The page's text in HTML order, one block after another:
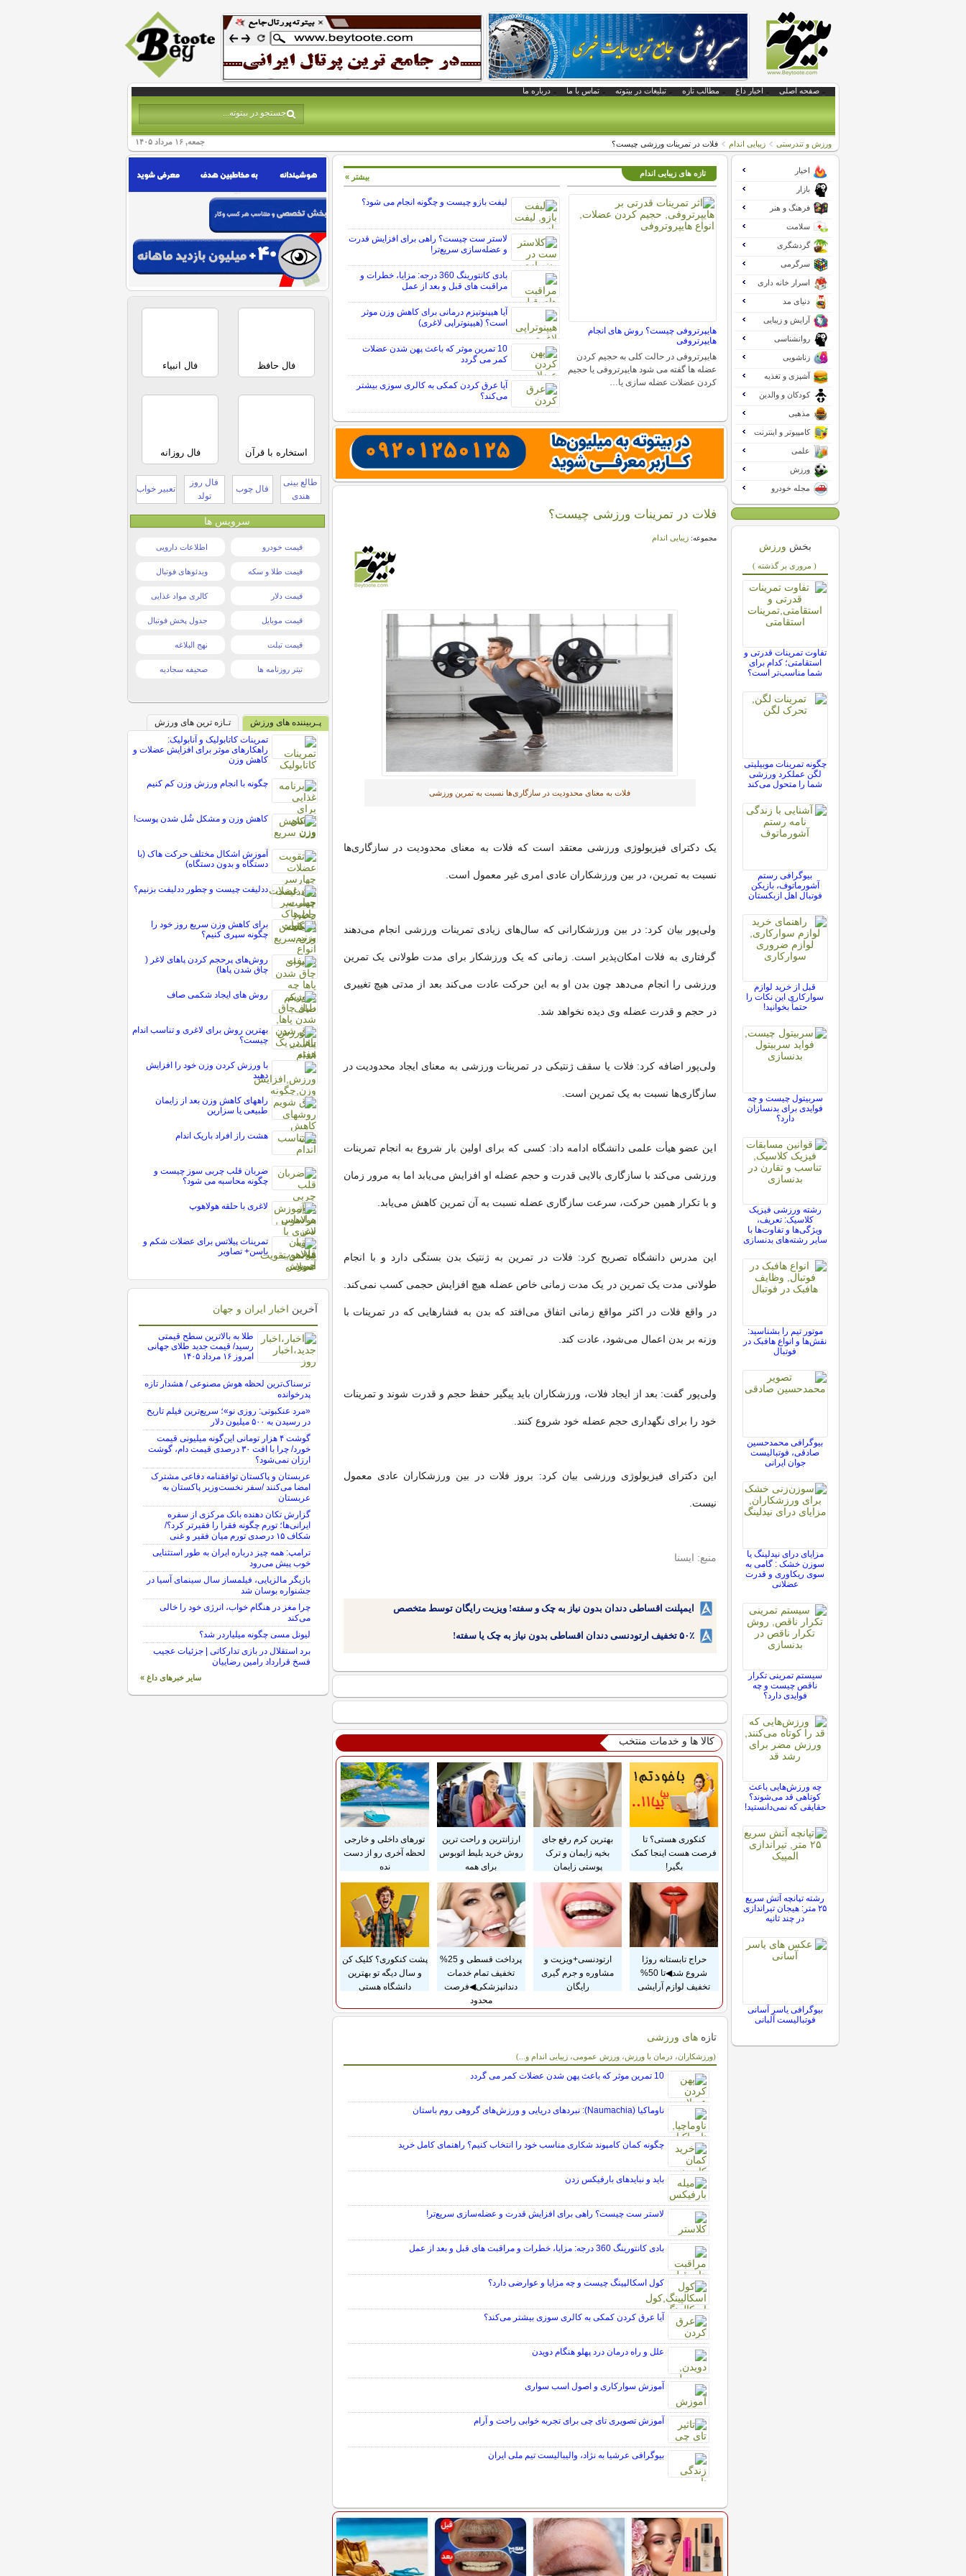
صفحه اصلی اخبار داغ مطالب تازه تبلیغات در بیتوته تماس با ما درباره ما
جمعه, ۱۶ مرداد ۱۴۰۵ ورزش و تندرستی زیبایی اندام فلات در تمرینات ورزشی چیست؟
تازه های زیبایی اندام
هایپرتروفی چیست؟ روش های انجام
هایپرتروفی
هایپرتروفی در حالت کلی به حجیم کردن
عضله ها گفته می شود هایپرتروفی یا حجیم
کردن عضلات عضله سازی یا…
لیفت بازو چیست و چگونه انجام می شود؟
لاستر ست چیست؟ راهی برای افزایش قدرت
و عضله‌سازی سریع‌تر!
بادی کانتورینگ 360 درجه: مزایا، خطرات و
مراقبت های قبل و بعد از عمل
آیا هیپنوتیزم درمانی برای کاهش وزن موثر
است؟ (هیپنوتراپی لاغری)
10 تمرین موثر که باعث پهن شدن عضلات
کمر می گردد
آیا عرق کردن کمکی به کالری سوزی بیشتر
می‌کند؟
بیشتر »
فلات در تمرینات ورزشی چیست؟
مجموعه:زیبایی اندام
فلات به معنای محدودیت در سازگاری‌ها نسبت به تمرین ورزشی
‌یک دکترای فیزیولوژی ورزشی معتقد است که فلات به معنای محدودیت در سازگاری‌ها
نسبت به تمرین، در بین ورزشکاران عادی امری غیر معمول است.
ولی‌پور بیان کرد: در بین ورزشکارانی که سال‌های زیادی تمرینات ورزشی انجام می‌دهند
گرفتاری به فلات امکان‌پذیر است. زمانی که یک ورزشکار برای مدت طولانی یک تمرین
ورزشی را انجام می‌دهد چون بدن او به این حرکت عادت می‌کند بعد از مدتی هیچ تغییری
در حجم و قدرت عضله وی دیده نخواهد شد.
ولی‌پور اضافه کرد: فلات یا سقف ژنتیکی در تمرینات ورزشی به معنای ایجاد محدودیت در
سازگاری‌ها نسبت به یک تمرین است.
این عضو هیأت علمی دانشگاه ادامه داد: کسی که برای اولین بار شروع به انجام تمرینات
ورزشی می‌کند با سازگاری بالایی قدرت و حجم عضله او افزایش می‌یابد اما به مرور زمان
و با تکرار همین حرکت، سرعت سازگاری عضله نسبت به آن تمرین کاهش می‌یابد.
این مدرس دانشگاه تصریح کرد: فلات در تمرین به ژنتیک بدن بستگی دارد و با انجام
طولانی مدت یک تمرین در یک مدت زمانی خاص عضله هیچ افزایش حجمی کسب نمی‌کند.
در واقع فلات در اکثر مواقع زمانی اتفاق می‌افتد که بدن به فشارهایی که در تمرینات با
وزنه بر بدن اعمال می‌شود، عادت کند.
ولی‌پور گفت: بعد از ایجاد فلات، ورزشکاران باید پیگیر حفظ حجم و قدرت شوند و تمرینات
خود را برای نگهداری حجم عضله خود شروع کنند.
این دکترای فیزیولوژی ورزشی بیان کرد: بروز فلات در بین ورزشکاران عادی معمول
نیست.
منبع: ایسنا
ایمپلنت اقساطی دندان بدون نیاز به چک و سفته! ویزیت رایگان توسط متخصص
۵۰٪ تخفیف ارتودنسی دندان اقساطی بدون نیاز به چک یا سفته!
کالا ها و خدمات منتخب
کنکوری هستی؟ تا
فرصت هست اینجا کمک
بگیر!
بهترین کرم رفع جای
بخیه زایمان و ترک
پوستی زایمان
ارزانترین و راحت ترین
روش خرید بلیط اتوبوس
برای همه
تورهای داخلی و خارجی
لحظه آخری رو از دست
نده
حراج تابستانه روژا
شروع شد◀تا 50%
تخفیف لوازم آرایشی
ارتودنسی+ویزیت و
مشاوره و جرم گیری
رایگان
پرداخت قسطی و 25%
تخفیف تمام خدمات
دندانپزشکی◀فرصت
محدود
پشت کنکوری؟ کلیک کن
و سال دیگه تو بهترین
دانشگاه هستی
تازه های ورزشی
(ورزشکاران، درمان با ورزش، ورزش عمومی، زیبایی اندام و...)
سایر مطالب ورزشی
10 تمرین موثر که باعث پهن شدن عضلات کمر می گردد
ناوماکیا (Naumachia): نبردهای دریایی و ورزش‌های گروهی روم باستان
چگونه کمان کامپوند شکاری مناسب خود را انتخاب کنیم؟ راهنمای کامل خرید
باید و نبایدهای بارفیکس زدن
لاستر ست چیست؟ راهی برای افزایش قدرت و عضله‌سازی سریع‌تر!
بادی کانتورینگ 360 درجه: مزایا، خطرات و مراقبت های قبل و بعد از عمل
کول اسکالپینگ چیست و چه مزایا و عوارضی دارد؟
آیا عرق کردن کمکی به کالری سوزی بیشتر می‌کند؟
علل و راه درمان درد پهلو هنگام دویدن
آموزش سوارکاری و اصول اسب سواری
آموزش تصویری تای چی برای تجربه خوابی راحت و آرام
بیوگرافی عرشیا به نژاد، والیبالیست تیم ملی ایران
سایر مطالب ورزشی
اخبار
بازار
فرهنگ و هنر
سلامت
گردشگری
سرگرمی
اسرار خانه داری
دنیای مد
آرایش و زیبایی
روانشناسی
زناشویی
آشپزی و تغذیه
کودکان و والدین
مذهبی
کامپیوتر و اینترنت
علمی
ورزش
مجله خودرو
بخش ورزش
( مروری بر گذشته )
تفاوت تمرینات قدرتی و
استقامتی؛ کدام برای
شما مناسب‌تر است؟
چگونه تمرینات موبیلیتی
لگن عملکرد ورزشی
شما را متحول می‌کند
بیوگرافی رستم
آشورماتوف، بازیکن
فوتبال اهل ازبکستان
قبل از خرید لوازم
سوارکاری این نکات را
حتماً بخوانید!
سربیتول چیست و چه
فوایدی برای بدنسازان
دارد؟
رشته ورزشی فیزیک
کلاسیک: تعریف،
ویژگی‌ها و تفاوت‌ها با
سایر رشته‌های بدنسازی
موتور تیم را بشناسید:
نقش‌ها و انواع هافبک در
فوتبال
بیوگرافی محمدحسین
صادقی، فوتبالیست
جوان ایرانی
مزایای درای نیدلینگ یا
سوزن خشک : گامی به
سوی ریکاوری و قدرت
عضلانی
سیستم تمرینی تکرار
ناقص چیست و چه
فوایدی دارد؟
چه ورزش‌هایی باعث
کوتاهی قد می‌شوند؟
حقایقی که نمی‌دانستید!
رشته تپانچه آتش سریع
۲۵ متر: هیجان تیراندازی
در چند ثانیه
بیوگرافی یاسر آسانی
فوتبالیست آلبانی
فال حافظ فال انبیاء
استخاره با قرآن فال روزانه
طالع بینی
هندی
فال چوب
فال روز
تولد
تعبیر خواب
سرویس ها
قیمت خودرو اطلاعات دارویی
قیمت طلا و سکه ویدئوهای فوتبال
قیمت دلار کالری مواد غذایی
قیمت موبایل جدول پخش فوتبال
قیمت تبلت نهج البلاغه
تیتر روزنامه ها صحیفه سجادیه
پـربیننده های ورزش
تـازه ترین های ورزش
تمرینات کاتابولیک و آنابولیک:
راهکارهای موثر برای افزایش عضلات و
کاهش وزن
چگونه با انجام ورزش وزن کم کنیم
کاهش وزن و مشکل شُل شدن پوست!
آموزش اشکال مختلف حرکت هاک (با
دستگاه و بدون دستگاه)
ددلیفت چیست و چطور ددلیفت بزنیم؟
برای کاهش وزن سریع روز خود را
چگونه سپری کنیم؟
روش‌های پرحجم کردن پاهای لاغر (
چاق شدن پاها)
روش های ایجاد شکمی صاف
بهترین روش برای لاغری و تناسب اندام
چیست؟
با ورزش کردن وزن خود را افزایش
دهید
راههای کاهش وزن بعد از زایمان
طبیعی یا سزارین
هشت راز افراد باريک اندام
ضربان قلب چربی سوز چیست و
چگونه محاسبه می شود؟
لاغری با حلقه هولاهوپ
تمرینات پیلاتس برای عضلات شکم و
باسن+ تصاویر
آخرین اخبار ایران و جهان
طلا به بالاترین سطح قیمتی
رسید/ قیمت جدید طلای جهانی
امروز ۱۶ مرداد ۱۴۰۵
ترسناک‌ترین لحظه هوش مصنوعی / هشدار تازه
پدرخوانده
«مرد عنکبوتی: روزی نو»؛ سریع‌ترین فیلم تاریخ
در رسیدن به ۵۰۰ میلیون دلار
گوشت ۴ هزار تومانی این‌گونه میلیونی قیمت
خورد/ چرا با افت ۳۰ درصدی قیمت دام، گوشت
ارزان نمی‌شود؟
عربستان و پاکستان توافقنامه دفاعی مشترک
امضا می‌کنند /سفر نخست‌وزیر پاکستان به
عربستان
گزارش تکان‌ دهنده بانک مرکزی از سفره
ایرانی‌ها؛ تورم چگونه فقرا را فقیرتر کرد؟/
شکاف ۱۵ درصدی تورم میان فقیر و غنی
ترامپ: همه چیز درباره ایران به طور استثنایی
خوب پیش می‌رود
بازیگر مالزیایی، فیلمساز سال سینمای آسیا در
جشنواره بوسان شد
چرا مغز در هنگام خواب، انرژی خود را خالی
می‌کند
لیونل مسی چگونه میلیاردر شد؟
برد استقلال در بازی تدارکاتی | جزئیات عجیب
فسخ قرارداد رامین رضاییان
سایر خبرهای داغ »